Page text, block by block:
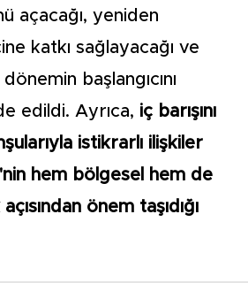
açacağı, yeniden
katkı sağlayacağı ve
başlangıcını
edildi. Ayrıca, iç barışını
istikrarlı ilişkiler
hem bölgesel hem de
önem taşıdığı